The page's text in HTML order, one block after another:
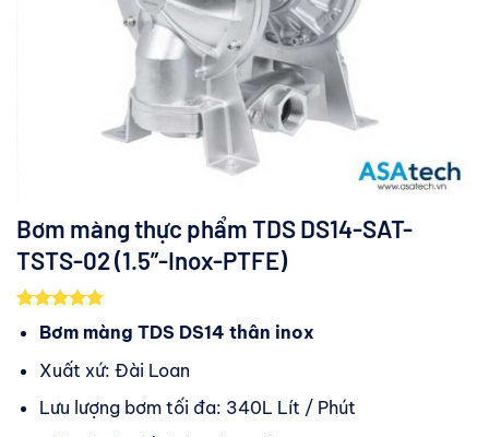
Bơm màng thực phẩm TDS DS14-SAT-
TSTS-02 (1.5”-Inox-PTFE)
5.00trên 5
dựa trên
đánh giá
Bơm màng TDS DS14 thân inox
Xuất xứ: Đài Loan
Lưu lượng bơm tối đa: 340L Lít / Phút